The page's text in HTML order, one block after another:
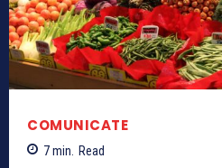
COMUNICATE
7min. Read